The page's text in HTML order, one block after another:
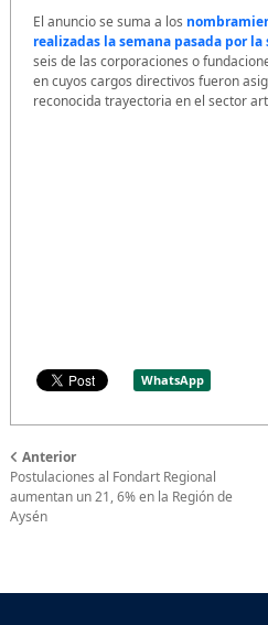
El anuncio se suma a los
realizadas la semana pasada por la
seis de las corporaciones o
en cuyos cargos directivos fueron
reconocida trayectoria en el sector
WhatsApp
Anterior
Postulaciones al Fondart Regional
aumentan un 21, 6% en la Región de
Aysén